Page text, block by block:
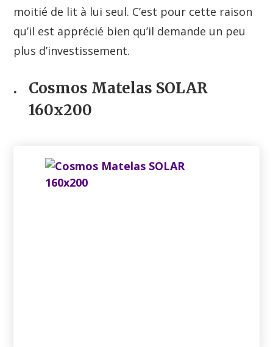
moitié de lit à lui seul. C’est pour cette raison
qu’il est apprécié bien qu’il demande un peu
plus d’investissement.
.
Cosmos Matelas SOLAR
160x200